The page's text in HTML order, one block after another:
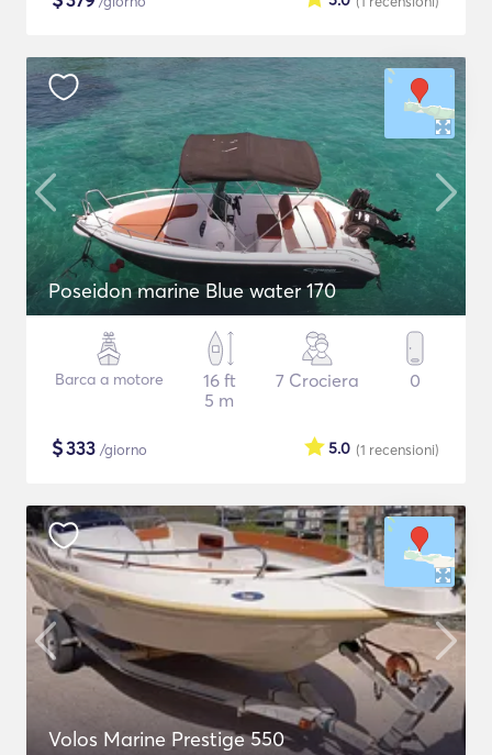
Poseidon marine Blue water 170
Barca a motore
16 ft
5 m
7 Crociera 0
$333 /giorno (1 recensioni)
5.0
Volos Marine Prestige 550